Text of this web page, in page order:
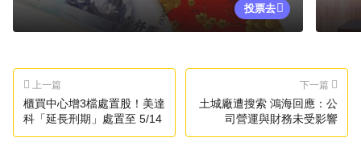
投票去
上一篇
櫃買中心增3檔處置股！美達
科「延長刑期」處置至 5/14
下一篇
土城廠遭搜索 鴻海回應：公
司營運與財務未受影響